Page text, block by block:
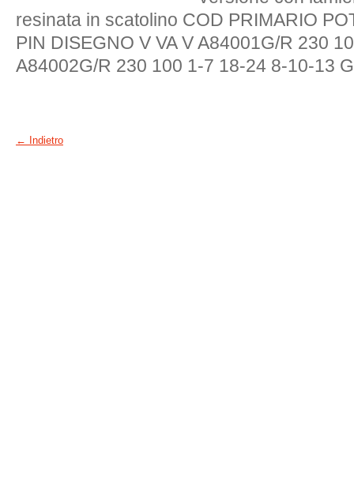
resinata in scatolino COD PRIMARIO
PIN DISEGNO V VA V A84001G/R 230
A84002G/R 230 100 1-7 18-24 8-10-13
← Indietro